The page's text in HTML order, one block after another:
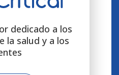
dedicado a los
la salud y a los